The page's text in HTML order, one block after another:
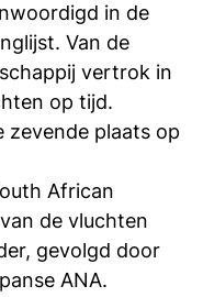
in de
Van de
vertrok in
op tijd.
zevende plaats op
African
de vluchten
gevolgd door
ANA.